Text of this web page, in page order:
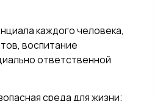
каждого человека,
воспитание
ответственной
среда для жизни;